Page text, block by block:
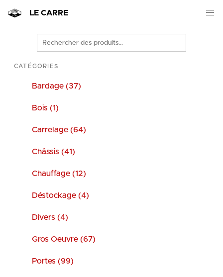
LE CARRE
Rechercher
des
produits
CATÉGORIES
Bardage (37)
Bois (1)
Carrelage (64)
Châssis (41)
Chauffage (12)
Déstockage (4)
Divers (4)
Gros Oeuvre (67)
Portes (99)